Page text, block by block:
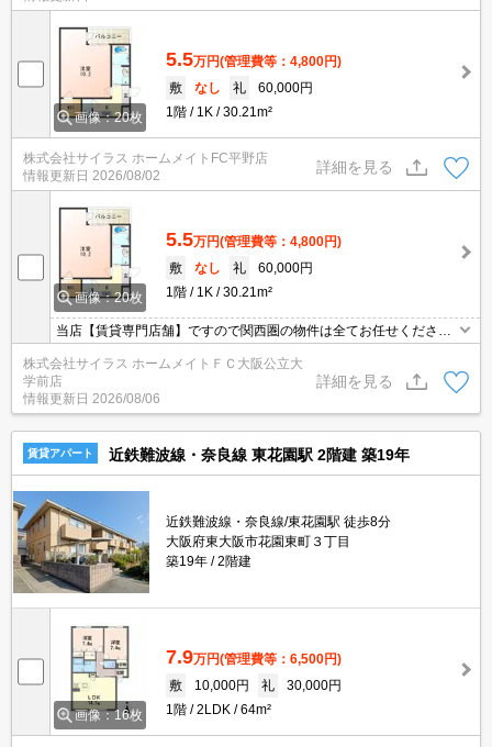
画像：20枚
5.5万円(管理費等：4,800円)
敷
なし 礼
60,000円
1階
1K 30.21m²
株式会社サイラス ホームメイトFC平野店
情報更新日 2026/08/02
詳細を見る
画像：20枚
5.5万円(管理費等：4,800円)
敷
なし 礼
60,000円
1階
1K 30.21m²
当店【賃貸専門店舗】ですので関西圏の物件は全てお任せくださ
い！どこにある物件でも当店までお気軽にお問い合わせくださいま
せ♪初期費用がご心配な方はクレジット決済が可能ですので安心して
お部屋探し頂けます。
株式会社サイラス ホームメイトＦＣ大阪公立大
学前店
情報更新日 2026/08/06
詳細を見る
賃貸アパート 近鉄難波線・奈良線 東花園駅 2階建 築19年
近鉄難波線・奈良線/東花園駅 徒歩8分
大阪府東大阪市花園東町３丁目
築19年
2階建
画像：16枚
7.9万円(管理費等：6,500円)
敷
10,000円 礼
30,000円
1階
2LDK 64m²